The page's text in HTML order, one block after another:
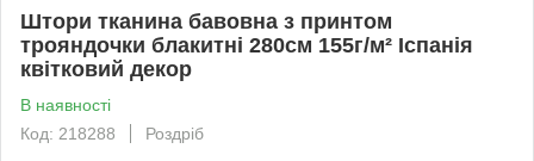
Штори тканина бавовна з принтом
трояндочки блакитні 280см 155г/м² Іспанія
квітковий декор
В наявності
Код: 218288
Роздріб